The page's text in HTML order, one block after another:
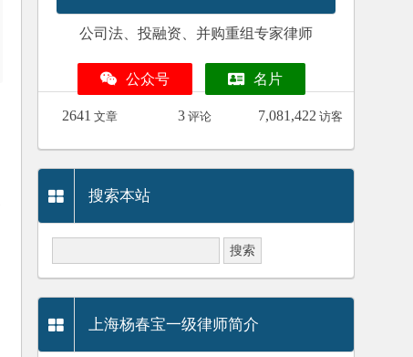
公司法、投融资、并购重组专家律师
公众号 名片
2641 文章 3 评论 7,081,422 访客
搜索本站
上海杨春宝一级律师简介